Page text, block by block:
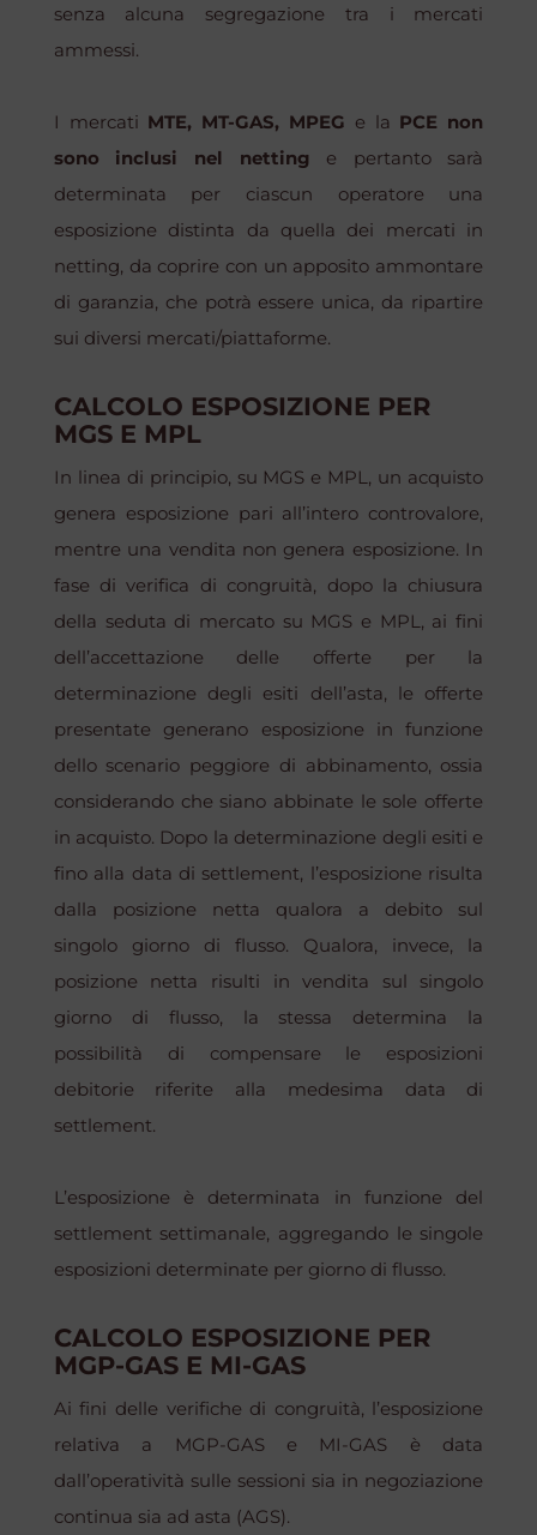
senza alcuna segregazione tra i mercati
ammessi.
I mercati MTE, MT-GAS, MPEG e la PCE non
sono inclusi nel netting e pertanto sarà
determinata per ciascun operatore una
esposizione distinta da quella dei mercati in
netting, da coprire con un apposito ammontare
di garanzia, che potrà essere unica, da ripartire
sui diversi mercati/piattaforme.
CALCOLO ESPOSIZIONE PER
MGS E MPL
In linea di principio, su MGS e MPL, un acquisto
genera esposizione pari all’intero controvalore,
mentre una vendita non genera esposizione. In
fase di verifica di congruità, dopo la chiusura
della seduta di mercato su MGS e MPL, ai fini
dell’accettazione delle offerte per la
determinazione degli esiti dell’asta, le offerte
presentate generano esposizione in funzione
dello scenario peggiore di abbinamento, ossia
considerando che siano abbinate le sole offerte
in acquisto. Dopo la determinazione degli esiti e
fino alla data di settlement, l’esposizione risulta
dalla posizione netta qualora a debito sul
singolo giorno di flusso. Qualora, invece, la
posizione netta risulti in vendita sul singolo
giorno di flusso, la stessa determina la
possibilità di compensare le esposizioni
debitorie riferite alla medesima data di
settlement.
L’esposizione è determinata in funzione del
settlement settimanale, aggregando le singole
esposizioni determinate per giorno di flusso.
CALCOLO ESPOSIZIONE PER
MGP-GAS E MI-GAS
Ai fini delle verifiche di congruità, l’esposizione
relativa a MGP-GAS e MI-GAS è data
dall’operatività sulle sessioni sia in negoziazione
continua sia ad asta (AGS).